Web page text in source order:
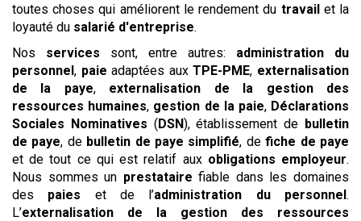
toutes choses qui améliorent le rendement du travailet la
loyauté du salarié d'entreprise.
Nos services sont, entre autres: administration du
personnel, paie adaptées auxTPE-PME, externalisation
de la paye, externalisation de la gestion des
ressources humaines, gestion de la paie, Déclarations
Sociales Nominatives (DSN), établissement de bulletin
de paye, de bulletin de paye simplifié, defiche de paye
et de tout ce qui est relatif aux obligations employeur.
Nous sommes un prestataire fiable dans les domaines
des paies et de l’administration du personnel.
L’externalisation de la gestion des ressources